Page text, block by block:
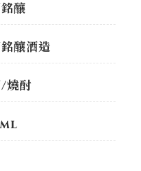
釀
釀酒造
燒酎